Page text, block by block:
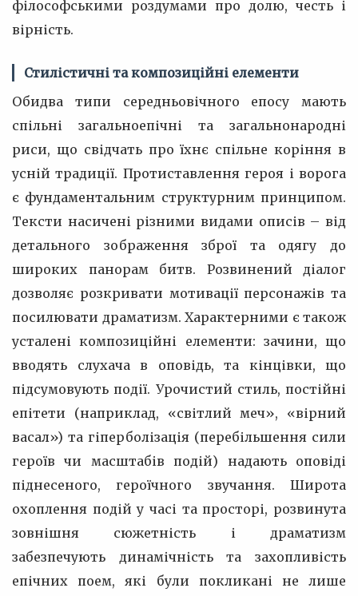
філософськими роздумами про долю, честь і
вірність.
Стилістичні та композиційні елементи
Обидва типи середньовічного епосу мають
спільні загальноепічні та загальнонародні
риси, що свідчать про їхнє спільне коріння в
усній традиції. Протиставлення героя і ворога
є фундаментальним структурним принципом.
Тексти насичені різними видами описів – від
детального зображення зброї та одягу до
широких панорам битв. Розвинений діалог
дозволяє розкривати мотивації персонажів та
посилювати драматизм. Характерними є також
усталені композиційні елементи: зачини, що
вводять слухача в оповідь, та кінцівки, що
підсумовують події. Урочистий стиль, постійні
епітети (наприклад, «світлий меч», «вірний
васал») та гіперболізація (перебільшення сили
героїв чи масштабів подій) надають оповіді
піднесеного, героїчного звучання. Широта
охоплення подій у часі та просторі, розвинута
зовнішня сюжетність і драматизм
забезпечують динамічність та захопливість
епічних поем, які були покликані не лише